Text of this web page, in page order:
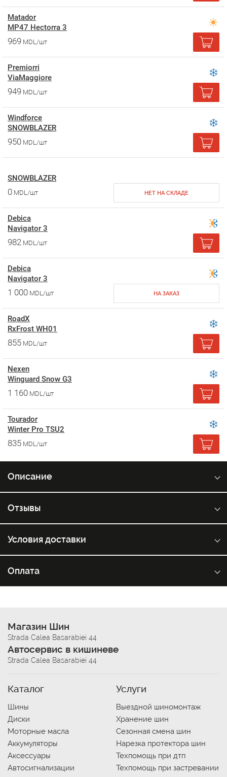
Matador
MP47 Hectorra 3
969 MDL/шт
Premiorri
ViaMaggiore
949 MDL/шт
Windforce
SNOWBLAZER
950 MDL/шт
SNOWBLAZER
0 MDL/шт НЕТ НА СКЛАДЕ
Debica
Navigator 3
982 MDL/шт
Debica
Navigator 3
1 000 MDL/шт НА ЗАКАЗ
RoadX
RxFrost WH01
855 MDL/шт
Nexen
Winguard Snow G3
1 160 MDL/шт
Tourador
Winter Pro TSU2
835 MDL/шт
Описание
Отзывы
Условия доставки
Оплата
Магазин Шин
Strada Calea Basarabiei 44
Автосервис в кишиневе
Strada Calea Basarabiei 44
Каталог
Шины
Диски
Моторные масла
Аккумуляторы
Аксессуары
Автосигнализации
Услуги
Выездной шиномонтаж
Хранение шин
Сезонная смена шин
Нарезка протектора шин
Техпомощь при дтп
Техпомощь при застревании